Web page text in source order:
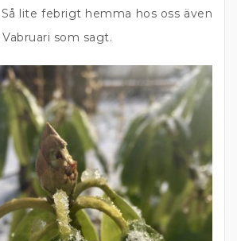
lite febrigt hemma hos oss även
som sagt.